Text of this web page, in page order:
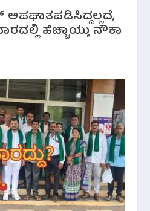
ಅಪಘಾತಪಡಿಸಿದ್ದಲ್ಲದೆ,
ಹೆಚ್ಚಾಯ್ತು ನೌಕಾ